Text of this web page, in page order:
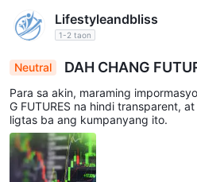
Lifestyleandbliss
1-2 taon
Neutral DAH CHANG
Para sa akin, maraming
G FUTURES na hindi transparent,
ligtas ba ang kumpanyang ito.